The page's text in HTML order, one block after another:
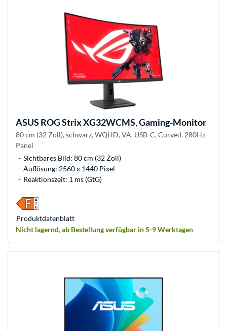
ASUS ROG Strix XG32WCMS, Gaming-Monitor
80 cm (32 Zoll), schwarz, WQHD, VA, USB-C, Curved, 280Hz
Panel
Sichtbares Bild: 80 cm (32 Zoll)
Auflösung: 2560 x 1440 Pixel
Reaktionszeit: 1 ms (GtG)
Nicht lagernd, ab Bestellung verfügbar in 5-9 Werktagen
Produkt­datenblatt